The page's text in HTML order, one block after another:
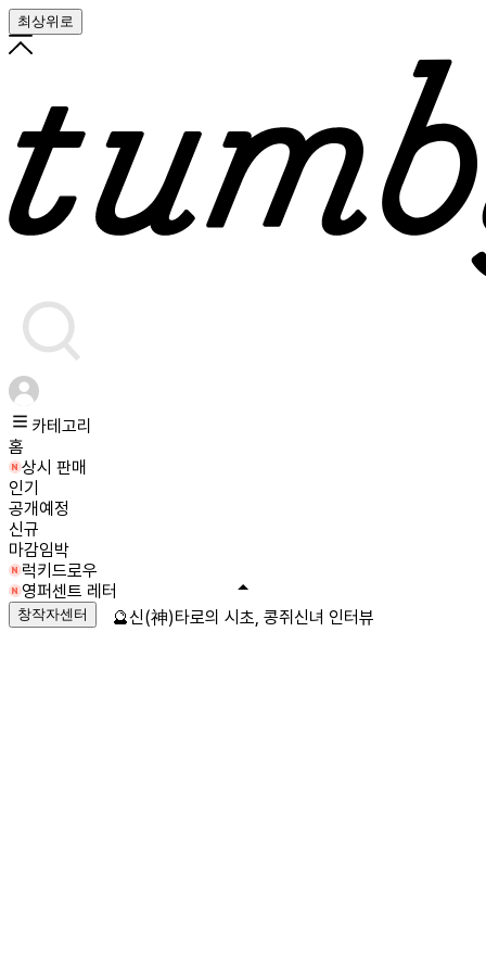
최상위로
카테고리
홈
상시 판매
인기
공개예정
신규
마감임박
럭키드로우
영퍼센트 레터
창작자센터 🔮신(神)타로의 시초, 콩쥐신녀 인터뷰